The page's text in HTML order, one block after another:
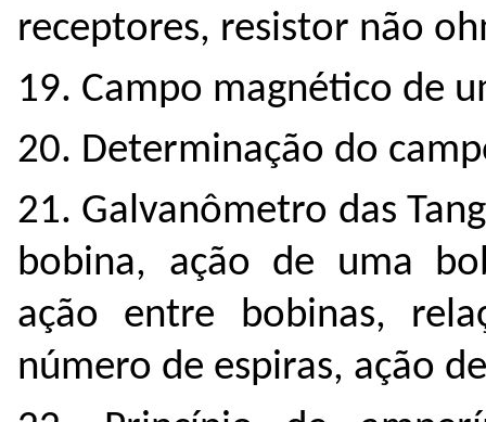
receptores, resistor não
19. Campo magnético de
20. Determinação do
21. Galvanômetro das
bobina, ação de uma
ação entre bobinas,
número de espiras, ação